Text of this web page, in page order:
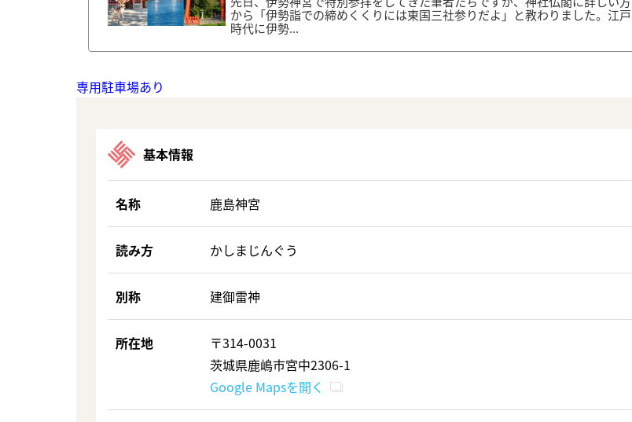
から「伊勢詣での締めくくりには東国三社参りだよ」と教わりました。江戸
時代に伊勢...
専用駐車場あり
基本情報
名称 鹿島神宮
読み方 かしまじんぐう
別称 建御雷神
所在地
〒314-0031
茨城県鹿嶋市宮中2306-1
Google Mapsを開く